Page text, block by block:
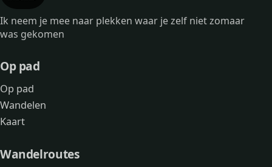
Ik neem je mee naar plekken waar je zelf niet zomaar
was gekomen
Op pad
Op pad
Wandelen
Kaart
Wandelroutes